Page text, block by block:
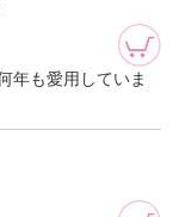
年も愛用していま